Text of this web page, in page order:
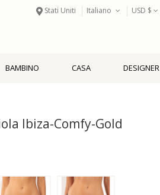
Stati Uniti Italiano USD $
BAMBINO CASA DESIGNER
Ibiza-Comfy-Gold